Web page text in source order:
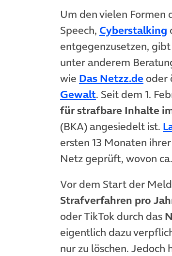
Um den vielen
Speech, Cyberstalking
entgegenzusetzen,
unter anderem
wie Das Netzz.de oder
Gewalt(öffnet in
. Seit dem 1.
für strafbare Inhalte
(BKA) angesiedelt ist.
ersten 13 Monaten
Netz geprüft, wovon
Vor dem Start der
Strafverfahren pro
oder TikTok durch das
eigentlich dazu
nur zu löschen.